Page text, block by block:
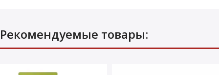
Рекомендуемые товары: